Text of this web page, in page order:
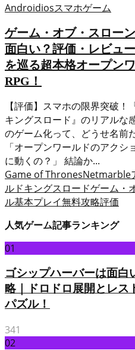
Androidiosスマホゲーム
ゲーム・オブ・スロー
面白い？評価・レビュ
を巡る超本格オープン
RPG！
【評価】スマホの限界突破！
キングスロード』のリアルな
のゲーム化って、どうせ名前
「オープンワールドのアクシ
に動くの？」 結論か...
Game of ThronesNetmarble
ルドキングスロードゲーム・
ル基本プレイ無料攻略評価
人気ゲーム記事ランキング
01
ゴシップハーバーは面白
略｜ドロドロ展開とレス
パズル！
341
02